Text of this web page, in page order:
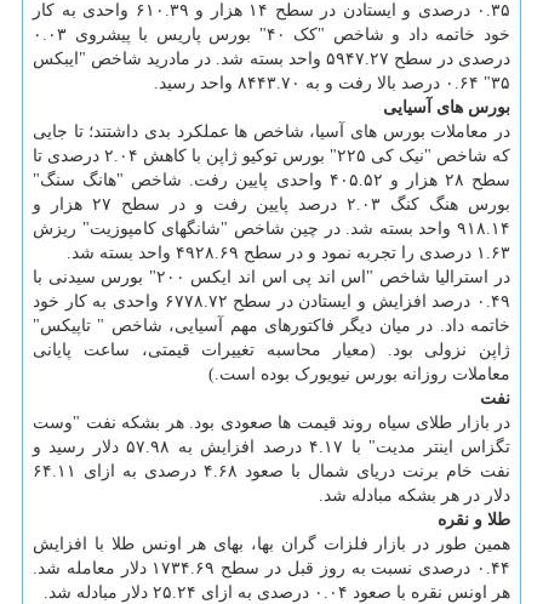
۰.۳۵ درصدی و ایستادن در سطح ۱۴ هزار و ۶۱۰.۳۹ واحدی به کار
خود خاتمه داد و شاخص "کک ۴۰" بورس پاریس با پیشروی ۰.۰۳
درصدی در سطح ۵۹۴۷.۲۷ واحد بسته شد. در مادرید شاخص "ایبکس
۳۵" ۰.۶۴ درصد بالا رفت و به ۸۴۴۳.۷۰ واحد رسید.
بورس های آسیایی
در معاملات بورس های آسیا، شاخص ها عملکرد بدی داشتند؛ تا جایی
که شاخص "نیک کی ۲۲۵" بورس توکیو ژاپن با کاهش ۲.۰۴ درصدی تا
سطح ۲۸ هزار و ۴۰۵.۵۲ واحدی پایین رفت. شاخص "هانگ سنگ"
بورس هنگ کنگ ۲.۰۳ درصد پایین رفت و در سطح ۲۷ هزار و
۹۱۸.۱۴ واحد بسته شد. در چین شاخص "شانگهای کامپوزیت" ریزش
۱.۶۳ درصدی را تجربه نمود و در سطح ۴۹۲۸.۶۹ واحد بسته شد.
در استرالیا شاخص "اس اند پی اس اند ایکس ۲۰۰" بورس سیدنی با
۰.۴۹ درصد افزایش و ایستادن در سطح ۶۷۷۸.۷۲ واحدی به کار خود
خاتمه داد. در میان دیگر فاکتورهای مهم آسیایی، شاخص " تاپیکس"
ژاپن نزولی بود. (معیار محاسبه تغییرات قیمتی، ساعت پایانی
معاملات روزانه بورس نیویورک بوده است.)
نفت
در بازار طلای سیاه روند قیمت ها صعودی بود. هر بشکه نفت "وست
تگزاس اینتر مدیت" با ۴.۱۷ درصد افزایش به ۵۷.۹۸ دلار رسید و
نفت خام برنت دریای شمال با صعود ۴.۶۸ درصدی به ازای ۶۴.۱۱
دلار در هر بشکه مبادله شد.
طلا و نقره
همین طور در بازار فلزات گران بها، بهای هر اونس طلا با افزایش
۰.۴۴ درصدی نسبت به روز قبل در سطح ۱۷۳۴.۶۹ دلار معامله شد.
هر اونس نقره با صعود ۰.۰۴ درصدی به ازای ۲۵.۲۴ دلار مبادله شد.